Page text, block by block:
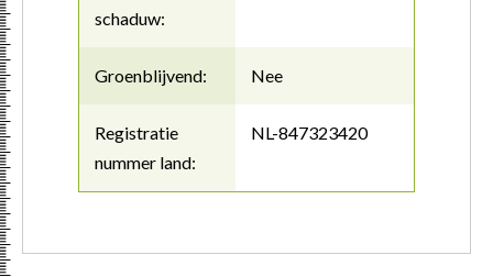
schaduw:
Groenblijvend: Nee
Registratie
nummer land:
NL-847323420